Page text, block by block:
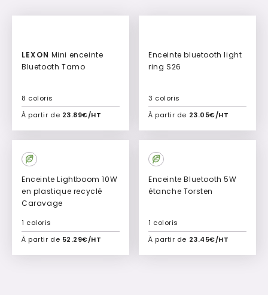
LEXON
Bluetooth Tamo
À partir de 23.89€/HT
8 coloris
Ajouter à mon devis
Enceinte bluetooth light
ring S26
À partir de 23.05€/HT
3 coloris
Ajouter à mon devis
Enceinte Lightboom 10W
en plastique recyclé
Caravage
À partir de 52.29€/HT
1 coloris
Ajouter à mon devis
New
Enceinte Bluetooth 5W
étanche Torsten
À partir de 23.45€/HT
1 coloris
Ajouter à mon devis